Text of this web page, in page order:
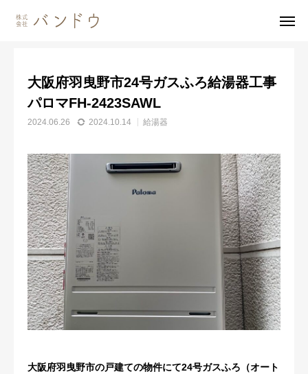
施工事例 給湯器 大阪府羽曳野市24号ガスふろ給湯器工事パロマFH-2423SAWL
大阪府羽曳野市24号ガスふろ給湯器工事
パロマFH-2423SAWL
2024.06.26 2024.10.14 給湯器
大阪府羽曳野市の戸建ての物件にて24号ガスふろ（オート
無料見積・お問い合わせ
施工風景
事業内容
会社案内
事業内容
施工事例
商品紹介
修理・配管洗浄
おすすめ商品